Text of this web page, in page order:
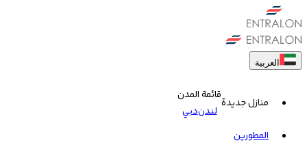
العربية
منازل جديدة
قائمة المدن
لندندبي
المطورين